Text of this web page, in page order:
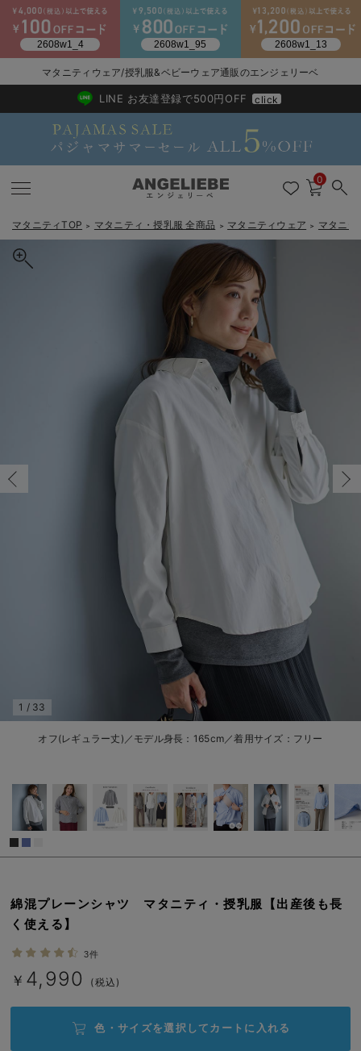
戻る
マタニティ アウター（コート）・ママコート
戻る
授乳ブラ・マタニティブラ（マタニティインナー・産後用品）
妊婦帯・腹帯・産前ガードル
マタニティ 授乳 キャミソール
産褥ショーツ
戻る
戻る
マタニティ オフィス 通勤服
マタニティ ドレス（結婚式・お呼ばれ）
マタニティ フォーマル パンツ・ボトムス
戻る
戻る
戻る
戻る
【アウトレット】トップス・授乳トップス
【アウトレット】ボトムス
【アウトレット】パジャマ
【アウトレット】インナー
戻る
冷房対策
快適機能ウェア特集 トップス
快適機能ウェア特集 パジャマ
erbaviva（エルバビーバ）
ハレの日に着るANGELIEBEのセレモニー
買って正解！高評価レビューアイテム
親子コーデ｜ママとベビーにおすすめ！
便利な育児家電
保育園・入園準備特集
戻る
送料無料アイテム全て
ワンピース
トップス
パンツ
スカート
パジャマ
インナー
ブラキャミ おまとめ
MAX55%OFF ブラック
【37周年祭セール】
【37周年祭セール】
【37周年祭セール】
気温差別オススメア
【15℃】3月下旬～
【〜10℃】3月中旬
動きやすく着回しで
涼しくて可愛い「ワ
強撚スムース(コス
マタニティウェア
【おまとめ割】パジ
こだわりの履き心地
カジュアル
デニム
レギンス
オフィス
ジャケット派
きれいめトップス派
きれいめスカート派
きれいめ美脚パンツ派
ツィード派
王道シンプル派
セットアップ派
出産準備応援割全て
マタニティパジャマ
マタニティインナー
ベビー
【オフィスカジュア
【オフィスカジュア
レギンスタイプ
パンツタイプ
【フォーマル】ワン
【フォーマル】ボト
【フォーマル】トッ
【ベビー】長袖
【ベビー】半袖
【ベビー】グッズ
ハンカチ
2WAYオール
コンビ肌着
セット
快適ウェア10%OFF
快適ウェア10%OFF
春のマタニティワン
セットアップ・ レイ
Aライン ・フレアワ
Iライン ・タイトシ
ジャンパースカート/
ワーク・オフィス
カジュアル
フォーマル / オケー
あったかアイテム｜
Gift Selection 出産
〜3,000円（税込）
〜5,000円（税込）
〜10,000円（税込）
10,001円（税込）〜
女の子におススメの
男の子におススメの
定番ギフト
もらって嬉しいギフト
かわいくておもしろ
何枚あっても嬉しい
長く使えるアイテム
お部屋映えアイテム
冬の冷え対策インナ
薄くてあったか
綿混素材
腹巻・ひざ上パンツ
保温&リカバリー
レギンス・タイツ
カップ付きインナー
あったか度◎
入院準備の持ち物チ
入院してすぐ使うグ
赤ちゃんへ使うもの
産後に使うグッズ
冬のあったか特集全て
【冬のあったか特集
【冬のあったか特集
【冬のあったか特集
【冬のあったか特集
マタニティウェア/授乳服&ベビーウェア通販のエンジェリーベ
2026/NewArrival
送料495円(一部地域を除く) 7,700円以上で送料無料
LINE お友達登録で500円OFF click
0
マタニティTOP ＞ マタニティ・授乳服 全商品 ＞ マタニティウェア ＞ マタニテ
オフ(レギュラー丈)／モデル身長：165cm／着用サイズ：フリー
1 / 33
綿混プレーンシャツ マタニティ・授乳服【出産後も長
く使える】
3件
￥ 4,990 (税込)
色・サイズを選択して カートに入れる
綿混プレーンシャツ マタニティ・授乳服【出産後も長く使える】
ストライプ（レギ
フリー/在庫あり
フリー/在庫あり
￥4,990
フリー/在庫あり
フリー/在庫あり
￥4,990
オフ（レギュラー
丈）
フリー/在庫あり
￥4,990